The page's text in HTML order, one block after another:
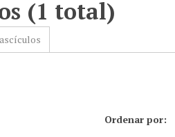
(1 total)
Ordenar por: